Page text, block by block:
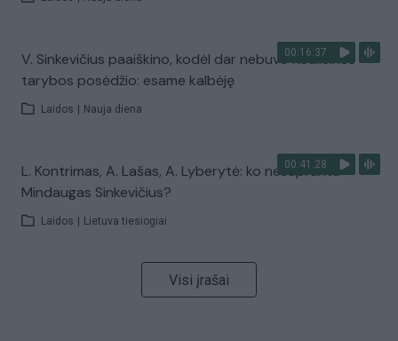
00:16:37
V. Sinkevičius paaiškino, kodėl dar nebuvo Koalicinės
tarybos posėdžio: esame kalbėję
Laidos Nauja diena
00:41:28
L. Kontrimas, A. Lašas, A. Lyberytė: ko nesupranta
Mindaugas Sinkevičius?
Laidos Lietuva tiesiogiai
Visi įrašai